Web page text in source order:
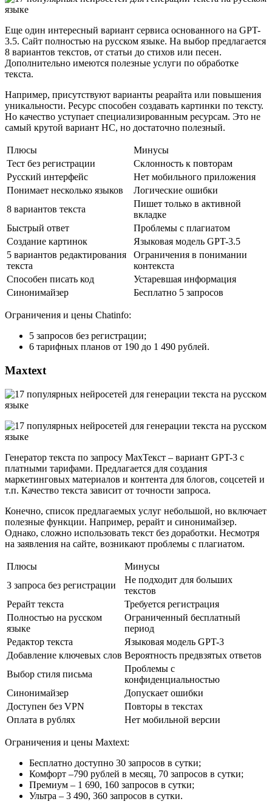
Еще один интересный вариант сервиса основанного на GPT-
3.5. Сайт полностью на русском языке. На выбор предлагается
8 вариантов текстов, от статьи до стихов или песен.
Дополнительно имеются полезные услуги по обработке
текста.
Например, присутствуют варианты реарайта или повышения
уникальности. Ресурс способен создавать картинки по тексту.
Но качество уступает специализированным ресурсам. Это не
самый крутой вариант НС, но достаточно полезный.
Плюсы
Минусы
Тест без регистрации
Склонность к повторам
Русский интерфейс
Нет мобильного приложения
Понимает несколько языков
Логические ошибки
8 вариантов текста
Пишет только в активной
вкладке
Быстрый ответ
Проблемы с плагиатом
Создание картинок
Языковая модель GPT-3.5
5 вариантов редактирования
текста
Ограничения в понимании
контекста
Способен писать код
Устаревшая информация
Синонимайзер
Бесплатно 5 запросов
Ограничения и цены Chatinfo:
5 запросов без регистрации;
6 тарифных планов от 190 до 1 490 рублей.
Maxtext
Генератор текста по запросу МахТекст – вариант GPT-3 с
платными тарифами. Предлагается для создания
маркетинговых материалов и контента для блогов, соцсетей и
т.п. Качество текста зависит от точности запроса.
Конечно, список предлагаемых услуг небольшой, но включает
полезные функции. Например, рерайт и синонимайзер.
Однако, сложно использовать текст без доработки. Несмотря
на заявления на сайте, возникают проблемы с плагиатом.
Плюсы
Минусы
3 запроса без регистрации
Не подходит для больших
текстов
Рерайт текста
Требуется регистрация
Полностью на русском
языке
Ограниченный бесплатный
период
Редактор текста
Языковая модель GPT-3
Добавление ключевых слов Вероятность предвзятых ответов
Выбор стиля письма
Проблемы с
конфиденциальностью
Синонимайзер
Допускает ошибки
Доступен без VPN
Повторы в текстах
Оплата в рублях
Нет мобильной версии
Ограничения и цены Maxtext:
Бесплатно доступно 30 запросов в сутки;
Комфорт –790 рублей в месяц, 70 запросов в сутки;
Премиум – 1 690, 160 запросов в сутки;
Ультра – 3 490, 360 запросов в сутки.